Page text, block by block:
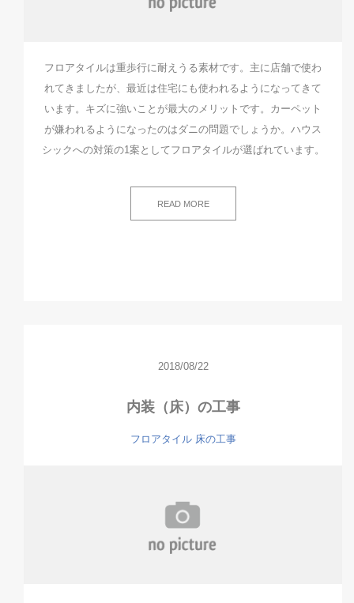
フロアタイルは重歩行に耐えうる素材です。主に店舗で使わ
れてきましたが、最近は住宅にも使われるようになってきて
います。キズに強いことが最大のメリットです。カーペット
が嫌われるようになったのはダニの問題でしょうか。ハウス
シックへの対策の1案としてフロアタイルが選ばれています。
READ MORE
2018/08/22
内装（床）の工事
フロアタイル 床の工事